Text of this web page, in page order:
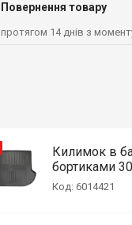
Повернення товару
протягом 14 днів з
Килимок в
бортиками
Код: 6014421